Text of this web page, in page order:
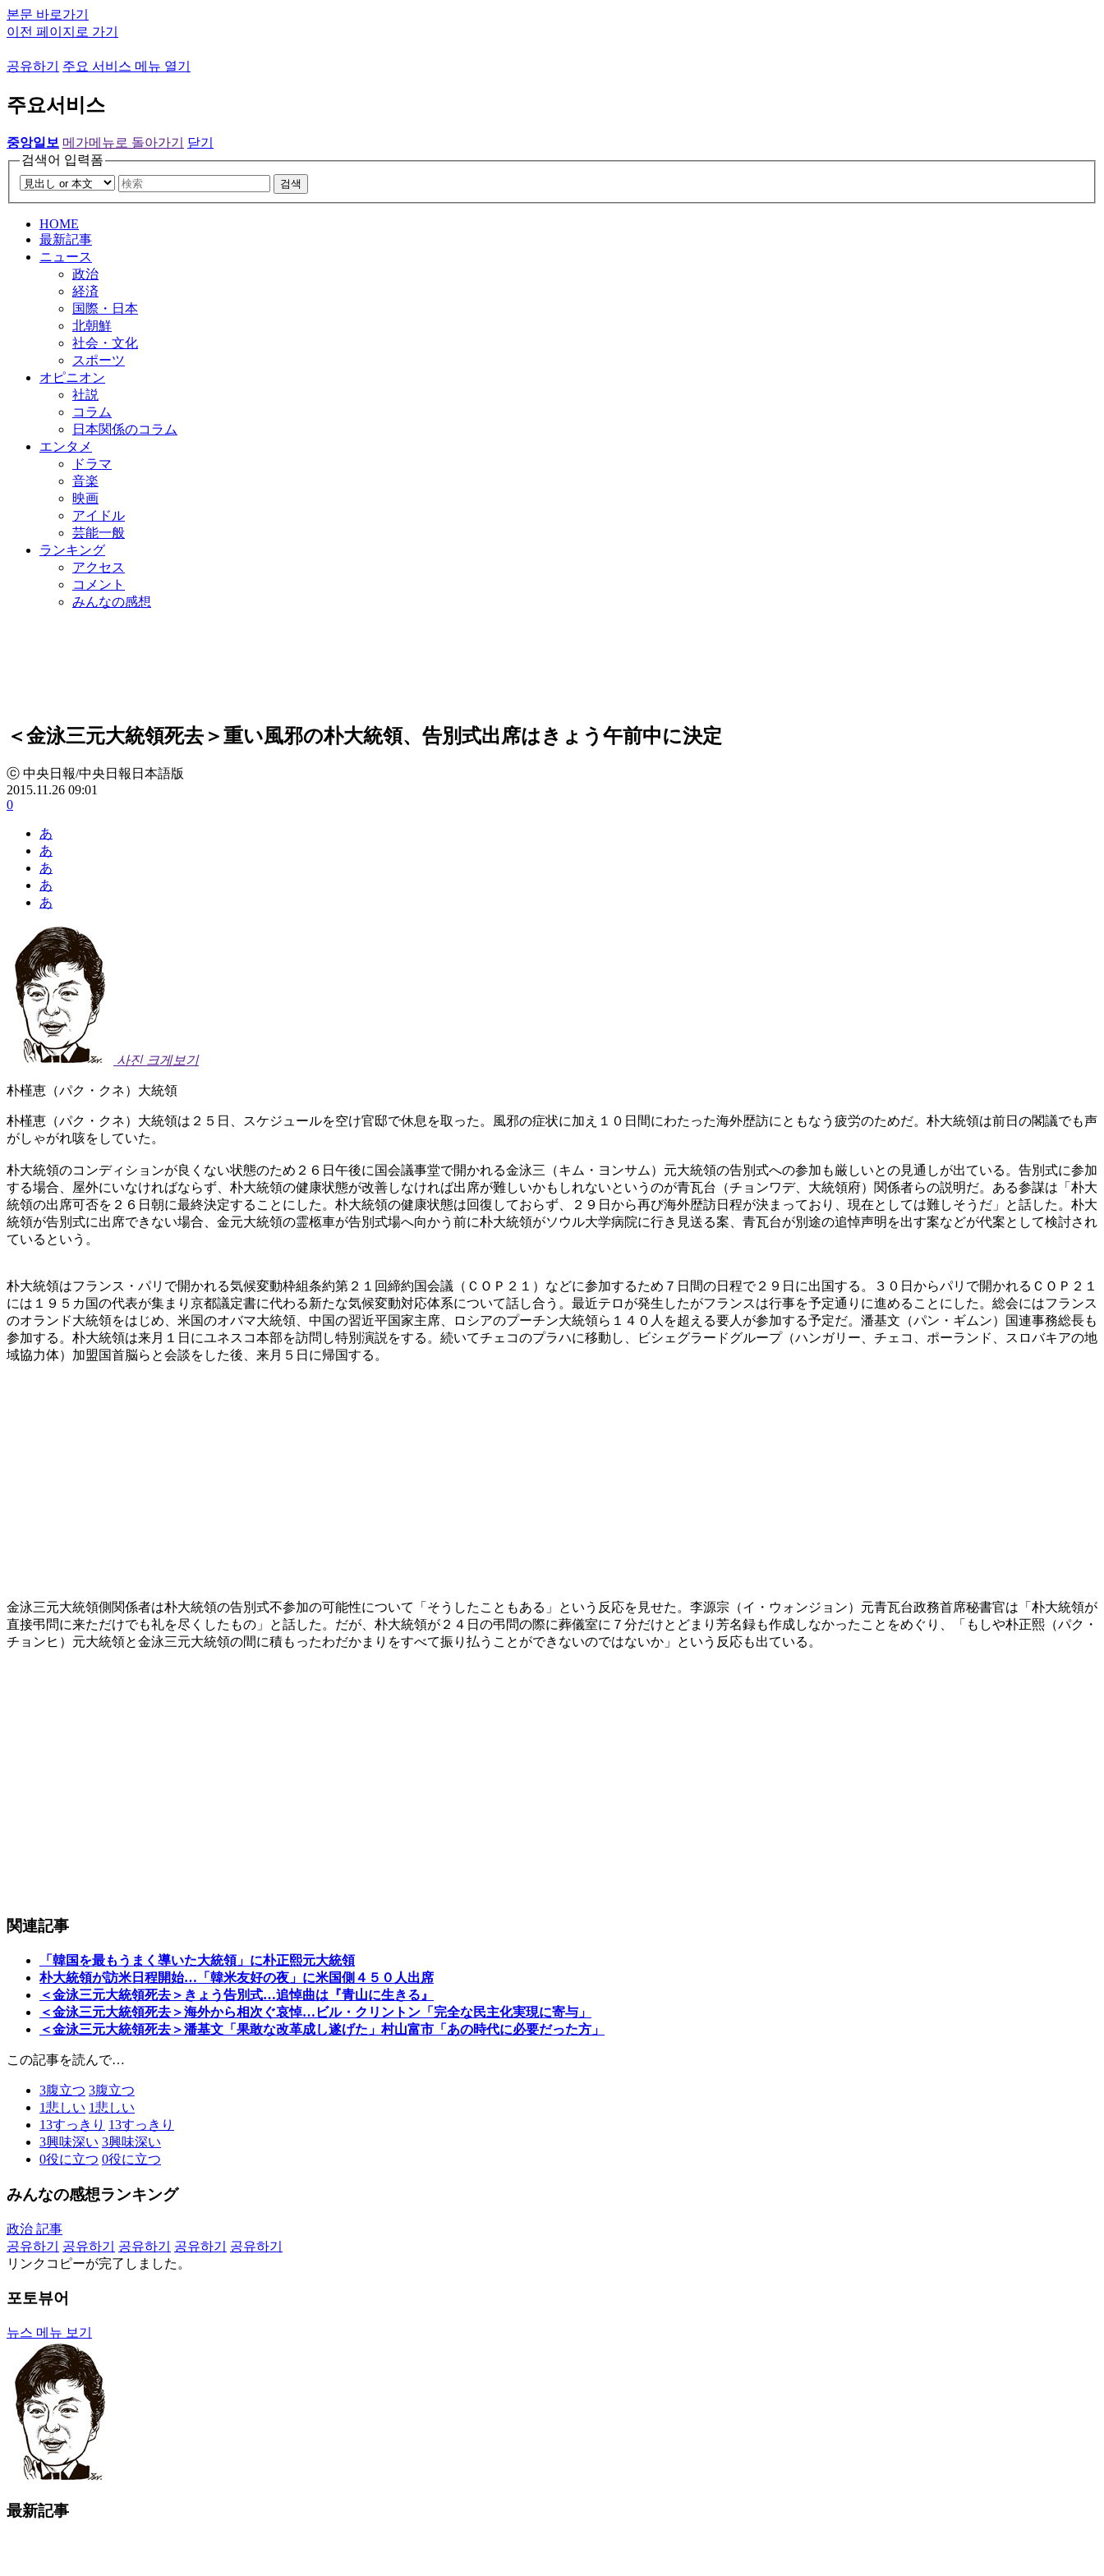
본문 바로가기
이전 페이지로 가기
공유하기 주요 서비스 메뉴 열기
주요서비스
중앙일보 메가메뉴로 돌아가기
닫기
검색어 입력폼
검색
HOME
最新記事
ニュース
政治
経済
国際・日本
北朝鮮
社会・文化
スポーツ
オピニオン
社説
コラム
日本関係のコラム
エンタメ
ドラマ
音楽
映画
アイドル
芸能一般
ランキング
アクセス
コメント
みんなの感想
＜金泳三元大統領死去＞重い風邪の朴大統領、告別式出席はきょう午前中に決定
ⓒ 中央日報/中央日報日本語版
2015.11.26 09:01
0
あ
あ
あ
あ
あ
사진 크게보기
朴槿恵（パク・クネ）大統領
朴槿恵（パク・クネ）大統領は２５日、スケジュールを空け官邸で休息を取った。風邪の症状に加え１０日間にわたった海外歴訪にともなう疲労のためだ。朴大統領は前日の閣議でも声
がしゃがれ咳をしていた。
朴大統領のコンディションが良くない状態のため２６日午後に国会議事堂で開かれる金泳三（キム・ヨンサム）元大統領の告別式への参加も厳しいとの見通しが出ている。告別式に参加
する場合、屋外にいなければならず、朴大統領の健康状態が改善しなければ出席が難しいかもしれないというのが青瓦台（チョンワデ、大統領府）関係者らの説明だ。ある参謀は「朴大
統領の出席可否を２６日朝に最終決定することにした。朴大統領の健康状態は回復しておらず、２９日から再び海外歴訪日程が決まっており、現在としては難しそうだ」と話した。朴大
統領が告別式に出席できない場合、金元大統領の霊柩車が告別式場へ向かう前に朴大統領がソウル大学病院に行き見送る案、青瓦台が別途の追悼声明を出す案などが代案として検討され
ているという。
朴大統領はフランス・パリで開かれる気候変動枠組条約第２１回締約国会議（ＣＯＰ２１）などに参加するため７日間の日程で２９日に出国する。３０日からパリで開かれるＣＯＰ２１
には１９５カ国の代表が集まり京都議定書に代わる新たな気候変動対応体系について話し合う。最近テロが発生したがフランスは行事を予定通りに進めることにした。総会にはフランス
のオランド大統領をはじめ、米国のオバマ大統領、中国の習近平国家主席、ロシアのプーチン大統領ら１４０人を超える要人が参加する予定だ。潘基文（パン・ギムン）国連事務総長も
参加する。朴大統領は来月１日にユネスコ本部を訪問し特別演説をする。続いてチェコのプラハに移動し、ビシェグラードグループ（ハンガリー、チェコ、ポーランド、スロバキアの地
域協力体）加盟国首脳らと会談をした後、来月５日に帰国する。
金泳三元大統領側関係者は朴大統領の告別式不参加の可能性について「そうしたこともある」という反応を見せた。李源宗（イ・ウォンジョン）元青瓦台政務首席秘書官は「朴大統領が
直接弔問に来ただけでも礼を尽くしたもの」と話した。だが、朴大統領が２４日の弔問の際に葬儀室に７分だけとどまり芳名録も作成しなかったことをめぐり、「もしや朴正熙（パク・
チョンヒ）元大統領と金泳三元大統領の間に積もったわだかまりをすべて振り払うことができないのではないか」という反応も出ている。
関連記事
「韓国を最もうまく導いた大統領」に朴正熙元大統領
朴大統領が訪米日程開始…「韓米友好の夜」に米国側４５０人出席
＜金泳三元大統領死去＞きょう告別式…追悼曲は『青山に生きる』
＜金泳三元大統領死去＞海外から相次ぐ哀悼…ビル・クリントン「完全な民主化実現に寄与」
＜金泳三元大統領死去＞潘基文「果敢な改革成し遂げた」村山富市「あの時代に必要だった方」
この記事を読んで…
3腹立つ 3腹立つ
1悲しい 1悲しい
13すっきり 13すっきり
3興味深い 3興味深い
0役に立つ 0役に立つ
みんなの感想ランキング
政治 記事
공유하기
공유하기 공유하기 공유하기
공유하기
リンクコピーが完了しました。
포토뷰어
뉴스 메뉴 보기
最新記事